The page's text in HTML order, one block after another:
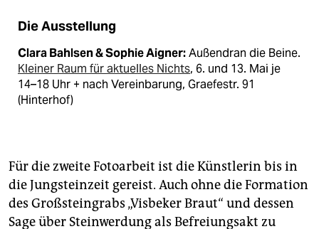
Die Ausstellung
Clara Bahlsen & Sophie Aigner:Außendran die Beine.
Kleiner Raum für aktuelles Nichts, 6. und 13. Mai je
14–18 Uhr + nach Vereinbarung, Graefestr. 91
(Hinterhof)
Für die zweite Fotoarbeit ist die Künstlerin bis in
die Jungsteinzeit gereist. Auch ohne die Formation
des Großsteingrabs „Visbeker Braut“ und dessen
Sage über Steinwerdung als Befreiungsakt zu